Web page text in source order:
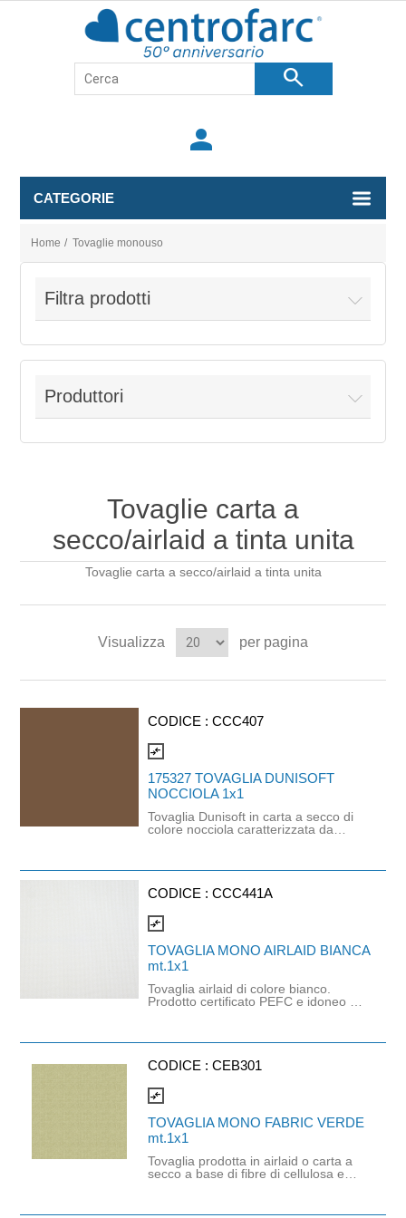
search
person
CATEGORIE
Home / Tovaglie monouso
Filtra prodotti
Produttori
Tovaglie carta a
secco/airlaid a tinta unita
Tovaglie carta a secco/airlaid a tinta unita
Visualizza per pagina
CODICE :CCC407
compare_arrows
175327 TOVAGLIA DUNISOFT
NOCCIOLA 1x1
Tovaglia Dunisoft in carta a secco di
colore nocciola caratterizzata da
Ideale per coprire elegantemente i
valorizzarlo in contesti di ristorazione,
compostabile secondo lo standard
europeo EN 13432. Prodotto
certificato FSC. Dimensioni: 1mt x
1mt.
CODICE :CCC441A
compare_arrows
TOVAGLIA MONO AIRLAID BIANCA
mt.1x1
Tovaglia airlaid di colore bianco.
Prodotto certificato PEFC e idoneo al
bianco in tessuto non tessuto di
consistenza simile al tessuto,
praticità. Dimensioni: 1mt x 1mt.
CODICE :CEB301
compare_arrows
TOVAGLIA MONO FABRIC VERDE
mt.1x1
Tovaglia prodotta in airlaid o carta a
secco a base di fibre di cellulosa e
di acqua. Il risultato è un materiale